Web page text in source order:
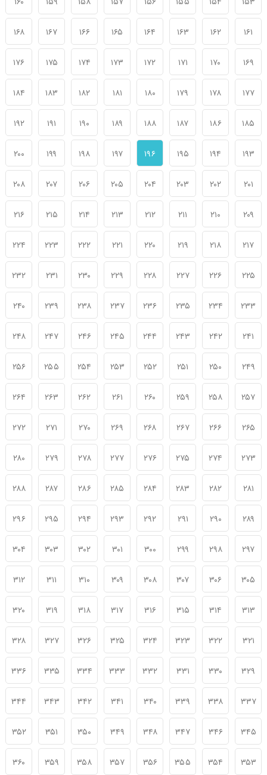
۱۶۱ ۱۶۲ ۱۶۳ ۱۶۴ ۱۶۵ ۱۶۶ ۱۶۷ ۱۶۸
۱۶۹ ۱۷۰ ۱۷۱ ۱۷۲ ۱۷۳ ۱۷۴ ۱۷۵ ۱۷۶
۱۷۷ ۱۷۸ ۱۷۹ ۱۸۰ ۱۸۱ ۱۸۲ ۱۸۳ ۱۸۴
۱۸۵ ۱۸۶ ۱۸۷ ۱۸۸ ۱۸۹ ۱۹۰ ۱۹۱ ۱۹۲
۱۹۳ ۱۹۴ ۱۹۵ ۱۹۶ ۱۹۷ ۱۹۸ ۱۹۹ ۲۰۰
۲۰۱ ۲۰۲ ۲۰۳ ۲۰۴ ۲۰۵ ۲۰۶ ۲۰۷ ۲۰۸
۲۰۹ ۲۱۰ ۲۱۱ ۲۱۲ ۲۱۳ ۲۱۴ ۲۱۵ ۲۱۶
۲۱۷ ۲۱۸ ۲۱۹ ۲۲۰ ۲۲۱ ۲۲۲ ۲۲۳ ۲۲۴
۲۲۵ ۲۲۶ ۲۲۷ ۲۲۸ ۲۲۹ ۲۳۰ ۲۳۱ ۲۳۲
۲۳۳ ۲۳۴ ۲۳۵ ۲۳۶ ۲۳۷ ۲۳۸ ۲۳۹ ۲۴۰
۲۴۱ ۲۴۲ ۲۴۳ ۲۴۴ ۲۴۵ ۲۴۶ ۲۴۷ ۲۴۸
۲۴۹ ۲۵۰ ۲۵۱ ۲۵۲ ۲۵۳ ۲۵۴ ۲۵۵ ۲۵۶
۲۵۷ ۲۵۸ ۲۵۹ ۲۶۰ ۲۶۱ ۲۶۲ ۲۶۳ ۲۶۴
۲۶۵ ۲۶۶ ۲۶۷ ۲۶۸ ۲۶۹ ۲۷۰ ۲۷۱ ۲۷۲
۲۷۳ ۲۷۴ ۲۷۵ ۲۷۶ ۲۷۷ ۲۷۸ ۲۷۹ ۲۸۰
۲۸۱ ۲۸۲ ۲۸۳ ۲۸۴ ۲۸۵ ۲۸۶ ۲۸۷ ۲۸۸
۲۸۹ ۲۹۰ ۲۹۱ ۲۹۲ ۲۹۳ ۲۹۴ ۲۹۵ ۲۹۶
۲۹۷ ۲۹۸ ۲۹۹ ۳۰۰ ۳۰۱ ۳۰۲ ۳۰۳ ۳۰۴
۳۰۵ ۳۰۶ ۳۰۷ ۳۰۸ ۳۰۹ ۳۱۰ ۳۱۱ ۳۱۲
۳۱۳ ۳۱۴ ۳۱۵ ۳۱۶ ۳۱۷ ۳۱۸ ۳۱۹ ۳۲۰
۳۲۱ ۳۲۲ ۳۲۳ ۳۲۴ ۳۲۵ ۳۲۶ ۳۲۷ ۳۲۸
۳۲۹ ۳۳۰ ۳۳۱ ۳۳۲ ۳۳۳ ۳۳۴ ۳۳۵ ۳۳۶
۳۳۷ ۳۳۸ ۳۳۹ ۳۴۰ ۳۴۱ ۳۴۲ ۳۴۳ ۳۴۴
۳۴۵ ۳۴۶ ۳۴۷ ۳۴۸ ۳۴۹ ۳۵۰ ۳۵۱ ۳۵۲
۳۵۳ ۳۵۴ ۳۵۵ ۳۵۶ ۳۵۷ ۳۵۸ ۳۵۹ ۳۶۰